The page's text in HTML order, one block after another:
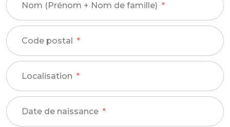
Nom (Prénom + Nom de famille)
Code postal
Localisation
Date de naissance